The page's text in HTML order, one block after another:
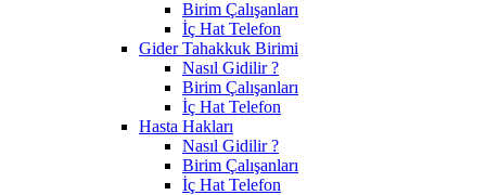
Birim Çalışanları
İç Hat Telefon
Gider Tahakkuk Birimi
Nasıl Gidilir ?
Birim Çalışanları
İç Hat Telefon
Hasta Hakları
Nasıl Gidilir ?
Birim Çalışanları
İç Hat Telefon